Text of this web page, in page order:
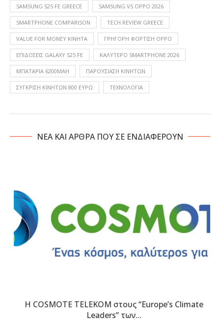
SAMSUNG S25 FE GREECE SAMSUNG VS OPPO 2026
SMARTPHONE COMPARISON TECH REVIEW GREECE
VALUE FOR MONEY ΚΙΝΗΤΆ ΓΡΉΓΟΡΗ ΦΌΡΤΙΣΗ OPPO
ΕΠΙΔΌΣΕΙΣ GALAXY S25 FE ΚΑΛΎΤΕΡΟ SMARTPHONE 2026
ΜΠΑΤΑΡΊΑ 6200MAH ΠΑΡΟΥΣΊΑΣΗ ΚΙΝΗΤΏΝ
ΣΎΓΚΡΙΣΗ ΚΙΝΗΤΏΝ 800 ΕΥΡΏ ΤΕΧΝΟΛΟΓΙΑ
NΕΑ ΚΑΙ ΑΡΘΡΑ ΠΟΥ ΣΕ ΕΝΔΙΑΦΕΡΟΥΝ
Η COSMOTE TELEKOM στους “Europe’s Climate
Leaders” των...